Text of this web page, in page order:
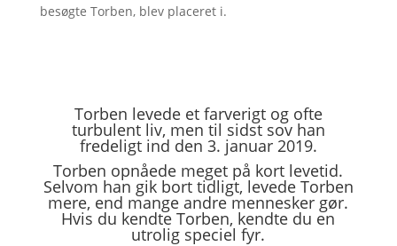
besøgte Torben, blev placeret i.
Torben levede et farverigt og ofte
turbulent liv, men til sidst sov han
fredeligt ind den 3. januar 2019.
Torben opnåede meget på kort levetid.
Selvom han gik bort tidligt, levede Torben
mere, end mange andre mennesker gør.
Hvis du kendte Torben, kendte du en
utrolig speciel fyr.